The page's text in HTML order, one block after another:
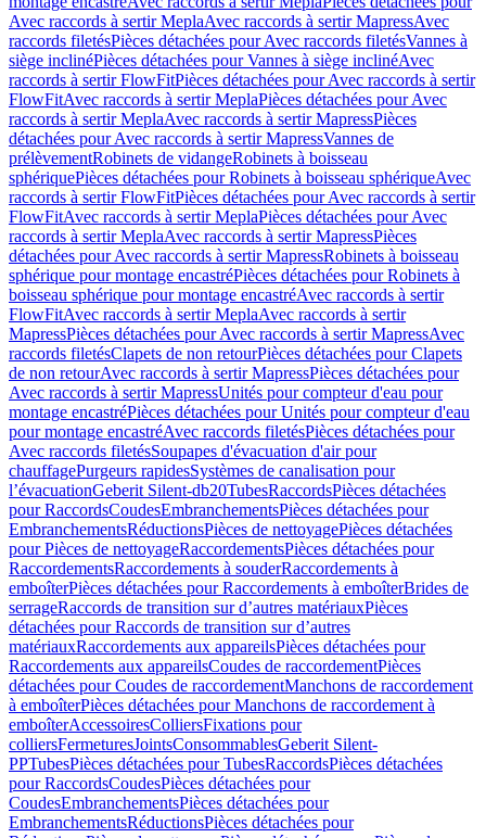
Avec raccords à sertir MeplaAvec raccords à sertir MapressAvec
raccords filetésPièces détachées pour Avec raccords filetésVannes à
siège inclinéPièces détachées pour Vannes à siège inclinéAvec
raccords à sertir FlowFitPièces détachées pour Avec raccords à sertir
FlowFitAvec raccords à sertir MeplaPièces détachées pour Avec
raccords à sertir MeplaAvec raccords à sertir MapressPièces
détachées pour Avec raccords à sertir MapressVannes de
prélèvementRobinets de vidangeRobinets à boisseau
sphériquePièces détachées pour Robinets à boisseau sphériqueAvec
raccords à sertir FlowFitPièces détachées pour Avec raccords à sertir
FlowFitAvec raccords à sertir MeplaPièces détachées pour Avec
raccords à sertir MeplaAvec raccords à sertir MapressPièces
détachées pour Avec raccords à sertir MapressRobinets à boisseau
sphérique pour montage encastréPièces détachées pour Robinets à
boisseau sphérique pour montage encastréAvec raccords à sertir
FlowFitAvec raccords à sertir MeplaAvec raccords à sertir
MapressPièces détachées pour Avec raccords à sertir MapressAvec
raccords filetésClapets de non retourPièces détachées pour Clapets
de non retourAvec raccords à sertir MapressPièces détachées pour
Avec raccords à sertir MapressUnités pour compteur d'eau pour
montage encastréPièces détachées pour Unités pour compteur d'eau
pour montage encastréAvec raccords filetésPièces détachées pour
Avec raccords filetésSoupapes d'évacuation d'air pour
chauffagePurgeurs rapidesSystèmes de canalisation pour
l’évacuationGeberit Silent-db20TubesRaccordsPièces détachées
pour RaccordsCoudesEmbranchementsPièces détachées pour
EmbranchementsRéductionsPièces de nettoyagePièces détachées
pour Pièces de nettoyageRaccordementsPièces détachées pour
RaccordementsRaccordements à souderRaccordements à
emboîterPièces détachées pour Raccordements à emboîterBrides de
serrageRaccords de transition sur d’autres matériauxPièces
détachées pour Raccords de transition sur d’autres
matériauxRaccordements aux appareilsPièces détachées pour
Raccordements aux appareilsCoudes de raccordementPièces
détachées pour Coudes de raccordementManchons de raccordement
à emboîterPièces détachées pour Manchons de raccordement à
emboîterAccessoiresColliersFixations pour
colliersFermeturesJointsConsommablesGeberit Silent-
PPTubesPièces détachées pour TubesRaccordsPièces détachées
pour RaccordsCoudesPièces détachées pour
CoudesEmbranchementsPièces détachées pour
EmbranchementsRéductionsPièces détachées pour